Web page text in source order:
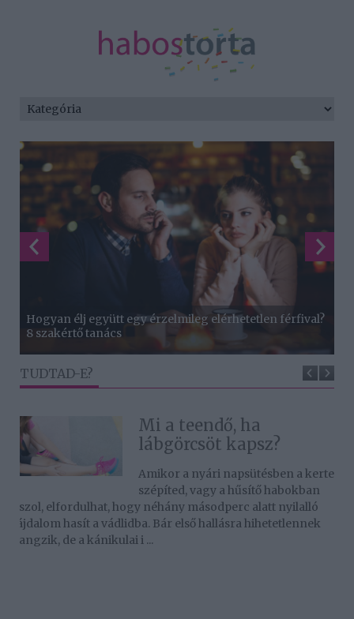
Hogyan élj együtt egy érzelmileg elérhetetlen férfival?
8 szakértő tanács
TUDTAD-E?
Mi a teendő, ha
lábgörcsöt kapsz?
Amikor a nyári napsütésben a kertet
szépíted, vagy a hűsítő habokban
úszol, elfordulhat, hogy néhány másodperc alatt nyilalló
fájdalom hasít a vádlidba. Bár első hallásra hihetetlennek
hangzik, de a kánikulai i ...